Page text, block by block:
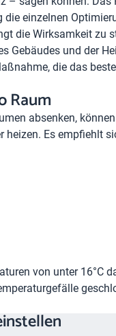
einzelnen
die Wirksamkeit zu
Gebäudes und der
die das
Raum
absenken,
Es empfiehlt
von unter 16°C